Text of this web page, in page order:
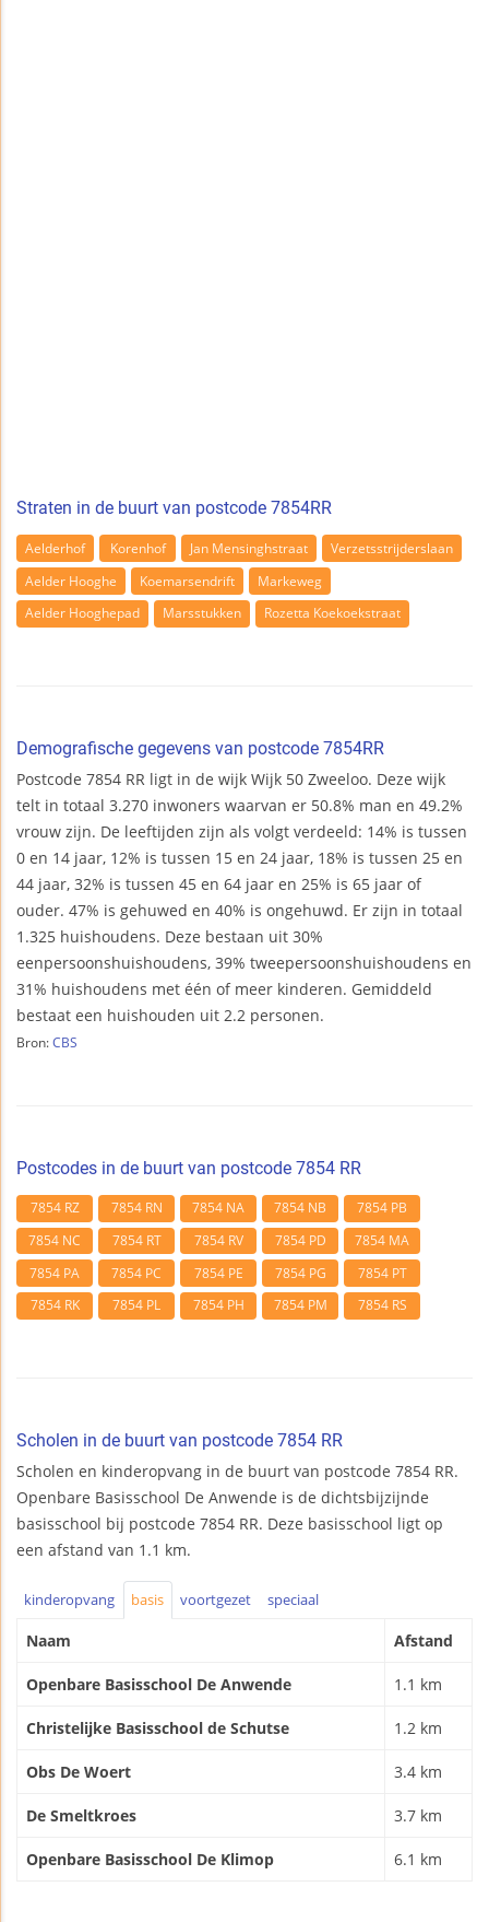
Straten in de buurt van postcode 7854RR
Aelderhof Korenhof Jan Mensinghstraat
Verzetsstrijderslaan
Aelder Hooghe
Koemarsendrift
Markeweg
Aelder Hooghepad
Marsstukken Rozetta Koekoekstraat
Demografische gegevens van postcode 7854RR
Postcode 7854 RR ligt in de wijk Wijk 50 Zweeloo. Deze wijk
telt in totaal 3.270 inwoners waarvan er 50.8% man en 49.2%
vrouw zijn. De leeftijden zijn als volgt verdeeld: 14% is tussen
0 en 14 jaar, 12% is tussen 15 en 24 jaar, 18% is tussen 25 en
44 jaar, 32% is tussen 45 en 64 jaar en 25% is 65 jaar of
ouder. 47% is gehuwed en 40% is ongehuwd. Er zijn in totaal
1.325 huishoudens. Deze bestaan uit 30%
eenpersoonshuishoudens, 39% tweepersoonshuishoudens en
31% huishoudens met één of meer kinderen. Gemiddeld
bestaat een huishouden uit 2.2 personen.
Bron: CBS
Postcodes in de buurt van postcode 7854 RR
7854 RZ 7854 RN 7854 NA 7854 NB
7854 PB
7854 NC
7854 RT 7854 RV 7854 PD
7854 MA
7854 PA
7854 PC 7854 PE 7854 PG
7854 PT
7854 RK
7854 PL 7854 PH 7854 PM 7854 RS
Scholen in de buurt van postcode 7854 RR
Scholen en kinderopvang in de buurt van postcode 7854 RR.
Openbare Basisschool De Anwende is de dichtsbijzijnde
basisschool bij postcode 7854 RR. Deze basisschool ligt op
een afstand van 1.1 km.
kinderopvang basis voortgezet speciaal
Naam Afstand
Openbare Basisschool De Anwende 1.1 km
Christelijke Basisschool de Schutse 1.2 km
Obs De Woert 3.4 km
De Smeltkroes 3.7 km
Openbare Basisschool De Klimop 6.1 km